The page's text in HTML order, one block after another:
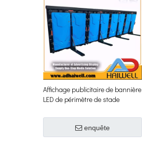
Affichage publicitaire de bannière
LED de périmètre de stade
enquête